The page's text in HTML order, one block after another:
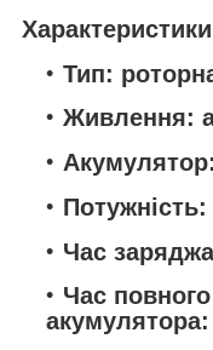
Тип:
Живлення:
Потужність:
Час
Час